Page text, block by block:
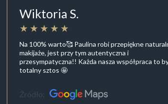
Wiktoria S.
Na 100% warto🥰 Paulina robi przepiękne
makijaże, jest przy tym autentyczna i
przesympatyczna!! Każda nasza współpraca to
totalny sztos 🤩
Źródło: